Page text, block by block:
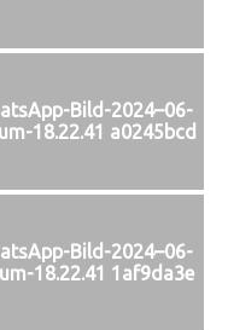
Bild-2024–06-
18.22.41 a0245bcd
Bild-2024–06-
18.22.41 1af9da3e